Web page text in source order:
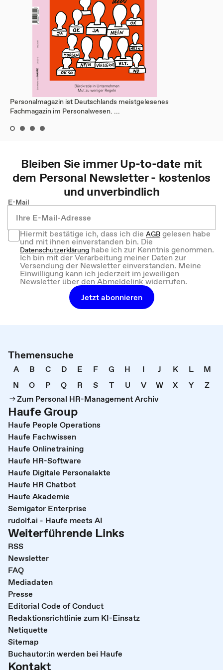
Personalmagazin ist Deutschlands meistgelesenes
Fachmagazin im Personalwesen. ...
Bleiben Sie immer Up-to-date mit
dem Personal Newsletter - kostenlos
und unverbindlich
E-Mail
Hiermit bestätige ich, dass ich dieAGBgelesen habe
und mit ihnen einverstanden bin. Die
Datenschutzerklärung habe ich zur Kenntnis genommen.
Ich bin mit der Verarbeitung meiner Daten zur
Versendung der Newsletter einverstanden. Meine
Einwilligung kann ich jederzeit im jeweiligen
Newsletter über den Abmeldelink widerrufen.
Jetzt abonnieren
Themensuche
A B C D E F G H I J K L
M
N
O P Q R S T U V W X Y
Z
Zum Personal HR-Management Archiv
Haufe Group
Haufe People Operations
Haufe Fachwissen
Haufe Onlinetraining
Haufe HR-Software
Haufe Digitale Personalakte
Haufe HR Chatbot
Haufe Akademie
Semigator Enterprise
rudolf.ai - Haufe meets AI
Weiterführende Links
RSS
Newsletter
FAQ
Mediadaten
Presse
Editorial Code of Conduct
Redaktionsrichtlinie zum KI-Einsatz
Netiquette
Sitemap
Buchautor:in werden bei Haufe
Kontakt